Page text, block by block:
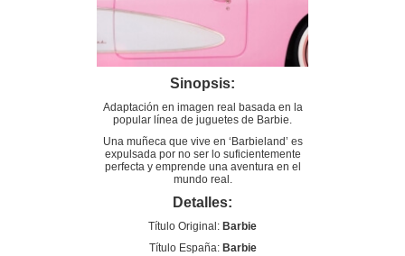
Sinopsis:
Adaptación en imagen real basada en la
popular línea de juguetes de Barbie.
Una muñeca que vive en ‘Barbieland’ es
expulsada por no ser lo suficientemente
perfecta y emprende una aventura en el
mundo real.
Detalles:
Título Original: Barbie
Título España: Barbie